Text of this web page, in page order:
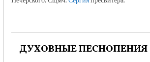
ДУХОВНЫЕ ПЕСНОПЕНИЯ